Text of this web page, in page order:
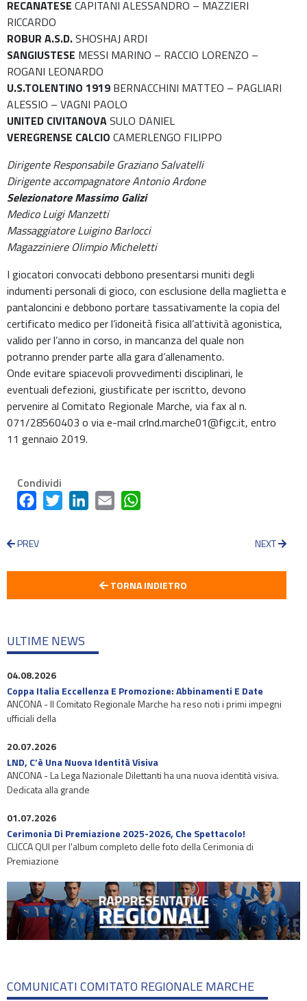
RECANATESE CAPITANI ALESSANDRO – MAZZIERI
RICCARDO
ROBUR A.S.D.SHOSHAJ ARDI
SANGIUSTESE MESSI MARINO – RACCIO LORENZO –
ROGANI LEONARDO
U.S.TOLENTINO 1919 BERNACCHINI MATTEO – PAGLIARI
ALESSIO – VAGNI PAOLO
UNITED CIVITANOVASULO DANIEL
VEREGRENSE CALCIO CAMERLENGO FILIPPO
Dirigente Responsabile Graziano Salvatelli
Dirigente accompagnatore Antonio Ardone
Selezionatore Massimo Galizi
Medico Luigi Manzetti
Massaggiatore Luigino Barlocci
Magazziniere Olimpio Micheletti
I giocatori convocati debbono presentarsi muniti degli
indumenti personali di gioco, con esclusione della maglietta e
pantaloncini e debbono portare tassativamente la copia del
certificato medico per l’idoneità fisica all’attività agonistica,
valido per l’anno in corso, in mancanza del quale non
potranno prender parte alla gara d’allenamento.
Onde evitare spiacevoli provvedimenti disciplinari, le
eventuali defezioni, giustificate per iscritto, devono
pervenire al Comitato Regionale Marche, via fax al n.
071/28560403 o via e-mail crlnd.marche01@figc.it, entro
11 gennaio 2019.
Condividi
FacebookTwitter LinkedInEmail
PREV NEXT
TORNA INDIETRO
ULTIME NEWS
04.08.2026
Coppa Italia Eccellenza E Promozione: Abbinamenti E Date
ANCONA - Il Comitato Regionale Marche ha reso noti i primi impegni
ufficiali della
20.07.2026
LND, C’è Una Nuova Identità Visiva
ANCONA - La Lega Nazionale Dilettanti ha una nuova identità visiva.
Dedicata alla grande
01.07.2026
Cerimonia Di Premiazione 2025-2026, Che Spettacolo!
CLICCA QUI per l'album completo delle foto della Cerimonia di
Premiazione
COMUNICATI COMITATO REGIONALE MARCHE